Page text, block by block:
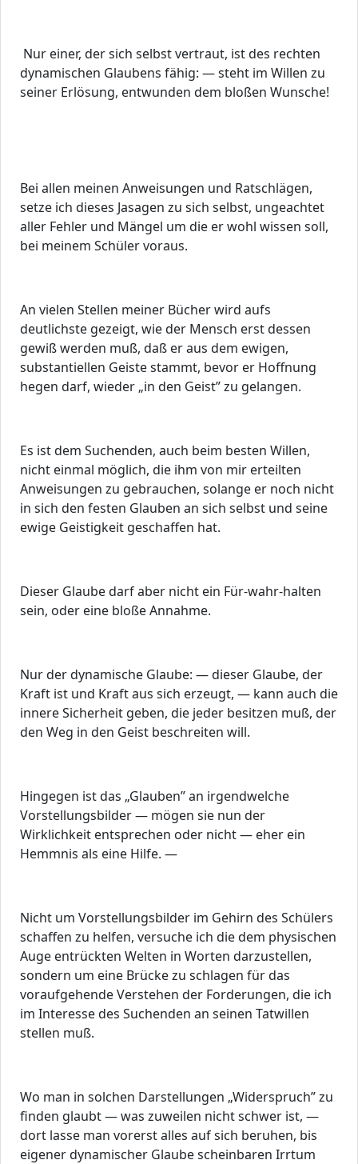
Nur einer, der sich selbst vertraut, ist des rechten
dynamischen Glaubens fähig: — steht im Willen zu
seiner Erlösung, entwunden dem bloßen Wunsche!
Bei allen meinen Anweisungen und Ratschlägen,
setze ich dieses Jasagen zu sich selbst, ungeachtet
aller Fehler und Mängel um die er wohl wissen soll,
bei meinem Schüler voraus.
An vielen Stellen meiner Bücher wird aufs
deutlichste gezeigt, wie der Mensch erst dessen
gewiß werden muß, daß er aus dem ewigen,
substantiellen Geiste stammt, bevor er Hoffnung
hegen darf, wieder „in den Geist” zu gelangen.
Es ist dem Suchenden, auch beim besten Willen,
nicht einmal möglich, die ihm von mir erteilten
Anweisungen zu gebrauchen, solange er noch nicht
in sich den festen Glauben an sich selbst und seine
ewige Geistigkeit geschaffen hat.
Dieser Glaube darf aber nicht ein Für-wahr-halten
sein, oder eine bloße Annahme.
Nur der dynamische Glaube: — dieser Glaube, der
Kraft ist und Kraft aus sich erzeugt, — kann auch die
innere Sicherheit geben, die jeder besitzen muß, der
den Weg in den Geist beschreiten will.
Hingegen ist das „Glauben” an irgendwelche
Vorstellungsbilder — mögen sie nun der
Wirklichkeit entsprechen oder nicht — eher ein
Hemmnis als eine Hilfe. —
Nicht um Vorstellungsbilder im Gehirn des Schülers
schaffen zu helfen, versuche ich die dem physischen
Auge entrückten Welten in Worten darzustellen,
sondern um eine Brücke zu schlagen für das
voraufgehende Verstehen der Forderungen, die ich
im Interesse des Suchenden an seinen Tatwillen
stellen muß.
Wo man in solchen Darstellungen „Widerspruch” zu
finden glaubt — was zuweilen nicht schwer ist, —
dort lasse man vorerst alles auf sich beruhen, bis
eigener dynamischer Glaube scheinbaren Irrtum